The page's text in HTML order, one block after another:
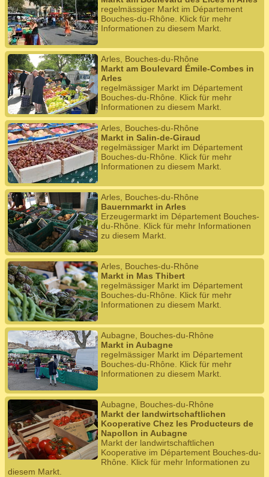
regelmässiger Markt im Département
Bouches-du-Rhône. Klick für mehr
Informationen zu diesem Markt.
Arles, Bouches-du-Rhône
Markt am Boulevard Émile-Combes in
Arles
regelmässiger Markt im Département
Bouches-du-Rhône. Klick für mehr
Informationen zu diesem Markt.
Arles, Bouches-du-Rhône
Markt in Salin-de-Giraud
regelmässiger Markt im Département
Bouches-du-Rhône. Klick für mehr
Informationen zu diesem Markt.
Arles, Bouches-du-Rhône
Bauernmarkt in Arles
Erzeugermarkt im Département Bouches-
du-Rhône. Klick für mehr Informationen
zu diesem Markt.
Arles, Bouches-du-Rhône
Markt in Mas Thibert
regelmässiger Markt im Département
Bouches-du-Rhône. Klick für mehr
Informationen zu diesem Markt.
Aubagne, Bouches-du-Rhône
Markt in Aubagne
regelmässiger Markt im Département
Bouches-du-Rhône. Klick für mehr
Informationen zu diesem Markt.
Aubagne, Bouches-du-Rhône
Markt der landwirtschaftlichen
Kooperative Chez les Producteurs de
Napollon in Aubagne
Markt der landwirtschaftlichen
Kooperative im Département Bouches-du-
Rhône. Klick für mehr Informationen zu
diesem Markt.